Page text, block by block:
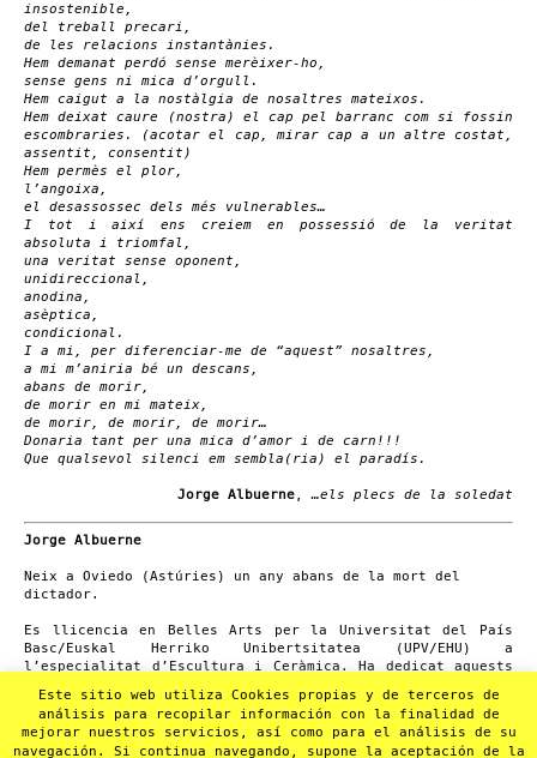
insostenible,
del treball precari,
de les relacions instantànies.
Hem demanat perdó sense merèixer-ho,
sense gens ni mica d’orgull.
Hem caigut a la nostàlgia de nosaltres mateixos.
Hem deixat caure (nostra) el cap pel barranc com si fossin
escombraries. (acotar el cap, mirar cap a un altre costat,
assentit, consentit)
Hem permès el plor,
l’angoixa,
el desassossec dels més vulnerables…
I tot i així ens creiem en possessió de la veritat
absoluta i triomfal,
una veritat sense oponent,
unidireccional,
anodina,
asèptica,
condicional.
I a mi, per diferenciar-me de “aquest” nosaltres,
a mi m’aniria bé un descans,
abans de morir,
de morir en mi mateix,
de morir, de morir, de morir…
Donaria tant per una mica d’amor i de carn!!!
Que qualsevol silenci em sembla(ria) el paradís.
Jorge Albuerne,…els plecs de la soledat
Jorge Albuerne
Neix a Oviedo (Astúries) un any abans de la mort del
dictador.
Es llicencia en Belles Arts per la Universitat del País
Basc/Euskal Herriko Unibertsitatea (UPV/EHU) a
l’especialitat d’Escultura i Ceràmica. Ha dedicat aquests
projectes en l’àmbit de les arts escèniques, utilitzant
recursos de la dansa, el circ, les arts plàstiques i
l’escriptura. Actualment resideix a Barcelona, des d’on
Este sitio web utiliza Cookies propias y de terceros de
análisis para recopilar información con la finalidad de
mejorar nuestros servicios, así como para el análisis de su
navegación. Si continua navegando, supone la aceptación de la